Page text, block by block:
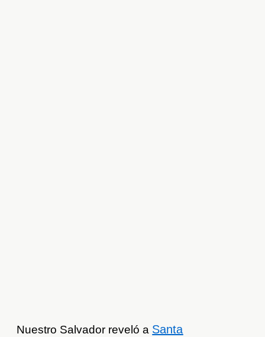
Nuestro Salvador reveló a Santa